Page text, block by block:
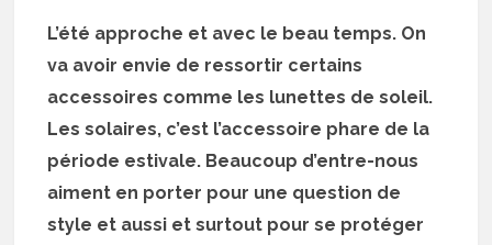
L’été approche et avec le beau temps. On
va avoir envie de ressortir certains
accessoires comme les lunettes de soleil.
Les solaires, c’est l’accessoire phare de la
période estivale. Beaucoup d’entre-nous
aiment en porter pour une question de
style et aussi et surtout pour se protéger